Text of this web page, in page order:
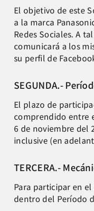
El objetivo de este
a la marca
Redes Sociales. A
comunicará a los
su perfil de
SEGUNDA.-
El plazo de
comprendido entre
6 de noviembre del
inclusive (en
TERCERA.-
Para participar en
dentro del Período